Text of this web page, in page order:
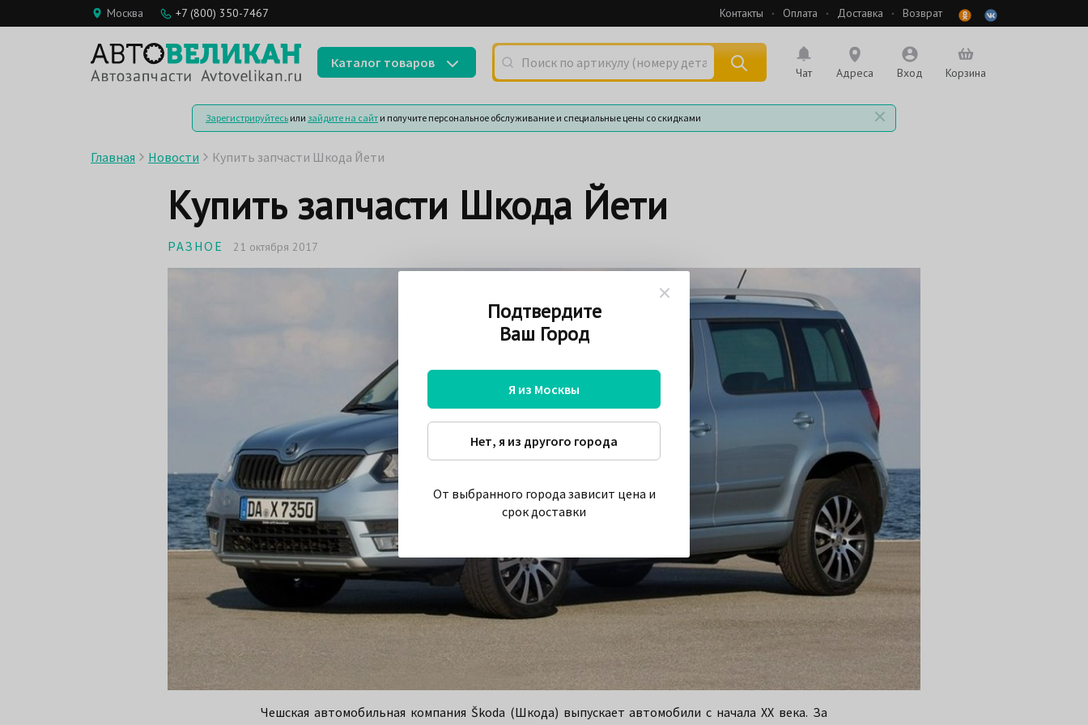
Москва +7 (800) 350-7467 Контакты Оплата Доставка Возврат
Каталог товаров
Поиск по артикулу (номеру детали) или по названию
Чат Адреса Вход Корзина
Зарегистрируйтесь или зайдите на сайт и получите персональное обслуживание и специальные цены со скидками
Главная Новости Купить запчасти Шкода Йети
Купить запчасти Шкода Йети
РАЗНОЕ 21 октября 2017
Чешская автомобильная компания Škoda (Шкода) выпускает автомобили с начала XX века. За
Подтвердите
Ваш Город
Я из Москвы
Нет, я из другого города
От выбранного города зависит цена и
срок доставки